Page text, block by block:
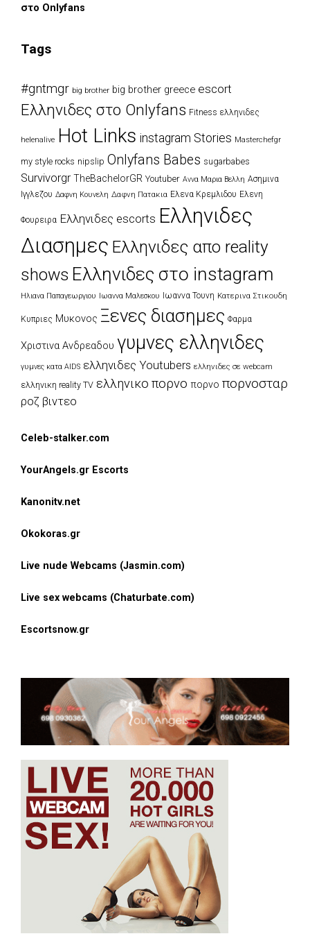
στο Onlyfans
Tags
#gntmgr big brother big brother greece escort
Eλληνιδες στο Onlyfans Fitness ελληνιδες
helenalive Hot Links instagram Stories Masterchefgr
my style rocks nipslip Onlyfans Babes sugarbabes
Survivorgr TheBachelorGR Youtuber Αννα Μαρια Βελλη Ασημινα
Ιγγλεζου Δαφνη Κουνελη Δαφνη Πατακια Ελενα Κρεμλιδου Ελενη
Φουρειρα Ελληνιδες escorts Ελληνιδες
Διασημες Ελληνιδες απο reality
shows Ελληνιδες στο instagram
Ηλιανα Παπαγεωργιου Ιωαννα Μαλεσκου Ιωαννα Τουνη Κατερινα Στικουδη
Κυπριες Μυκονος Ξενες διασημες Φαρμα
Χριστινα Ανδρεαδου γυμνες ελληνιδες
γυμνες κατα AIDS ελληνιδες Youtubers ελληνιδες σε webcam
ελληνικη reality TV ελληνικο πορνο πορνο πορνοσταρ
ροζ βιντεο
Celeb-stalker.com
YourAngels.gr Escorts
Kanonitv.net
Okokoras.gr
Live nude Webcams (Jasmin.com)
Live sex webcams (Chaturbate.com)
Escortsnow.gr